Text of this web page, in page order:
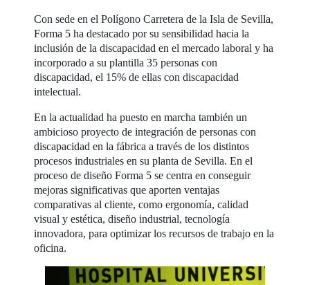
Con sede en el Polígono Carretera de la Isla de Sevilla,
Forma 5 ha destacado por su sensibilidad hacia la
inclusión de la discapacidad en el mercado laboral y ha
incorporado a su plantilla 35 personas con
discapacidad, el 15% de ellas con discapacidad
intelectual.
En la actualidad ha puesto en marcha también un
ambicioso proyecto de integración de personas con
discapacidad en la fábrica a través de los distintos
procesos industriales en su planta de Sevilla. En el
proceso de diseño Forma 5 se centra en conseguir
mejoras significativas que aporten ventajas
comparativas al cliente, como ergonomía, calidad
visual y estética, diseño industrial, tecnología
innovadora, para optimizar los recursos de trabajo en la
oficina.